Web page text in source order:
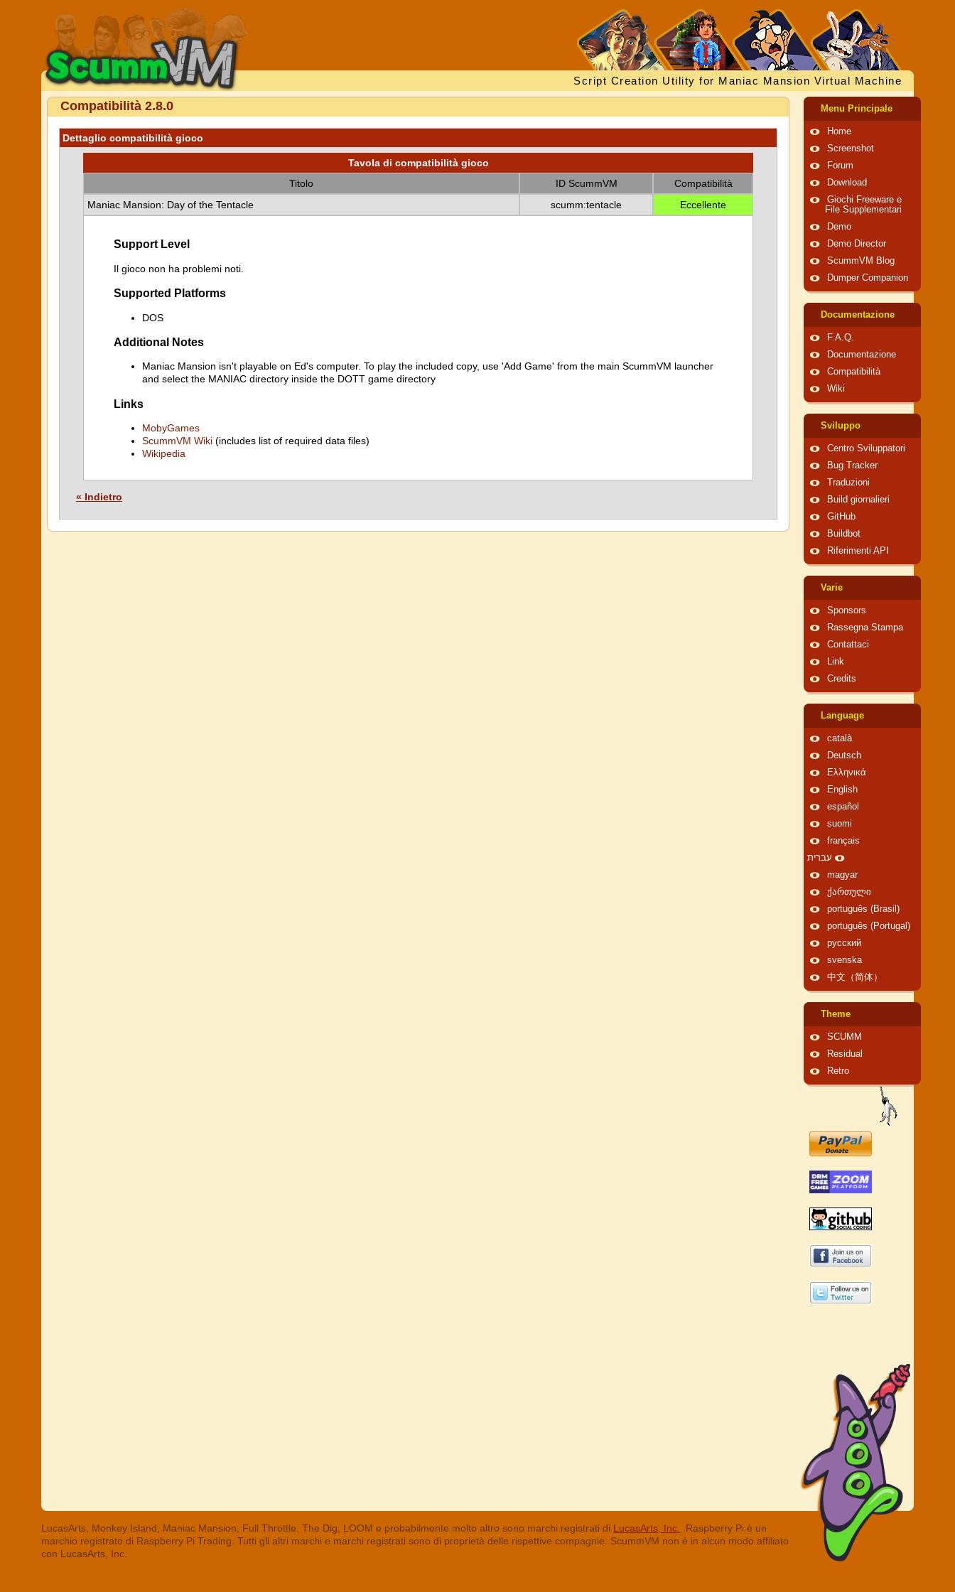
Script Creation Utility for Maniac Mansion Virtual Machine
Compatibilità 2.8.0
Dettaglio compatibilità gioco
Tavola di compatibilità gioco
Titolo
ID ScummVM
Compatibilità
Maniac Mansion: Day of the Tentacle
scumm:tentacle Eccellente
Support Level
Il gioco non ha problemi noti.
Supported Platforms
DOS
Additional Notes
Maniac Mansion isn't playable on Ed's computer. To play the included copy, use 'Add Game' from the main ScummVM launcher
and select the MANIAC directory inside the DOTT game directory
Links
MobyGames
ScummVM Wiki (includes list of required data files)
Wikipedia
« Indietro
Menu Principale
Home
Screenshot
Forum
Download
Giochi Freeware e
File Supplementari
Demo
Demo Director
ScummVM Blog
Dumper Companion
Documentazione
F.A.Q.
Documentazione
Compatibilità
Wiki
Sviluppo
Centro Sviluppatori
Bug Tracker
Traduzioni
Build giornalieri
GitHub
Buildbot
Riferimenti API
Varie
Sponsors
Rassegna Stampa
Contattaci
Link
Credits
Language
català
Deutsch
Ελληνικά
English
español
suomi
français
עברית
magyar
ქართული
português (Brasil)
português (Portugal)
русский
svenska
中文（简体）
Theme
SCUMM
Residual
Retro
LucasArts, Monkey Island, Maniac Mansion, Full Throttle, The Dig, LOOM e probabilmente molto altro sono marchi registrati di LucasArts, Inc.
. Raspberry Pi è un
marchio registrato di Raspberry Pi Trading. Tutti gli altri marchi e marchi registrati sono di proprietà delle rispettive compagnie. ScummVM non è in alcun modo affiliato
con LucasArts, Inc.